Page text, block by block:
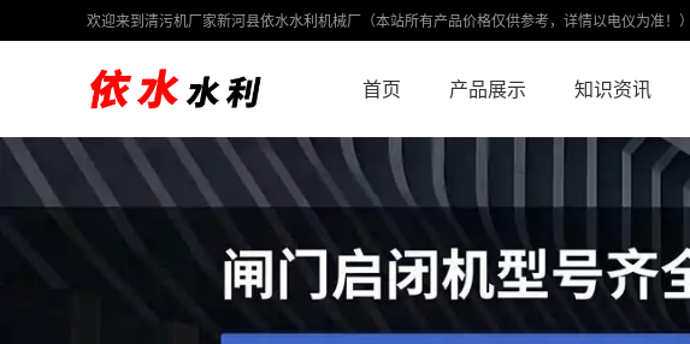
欢迎来到清污机厂家新河县依水水利机械厂（本站所有产品价格仅供参考，详情以电仪为准！）
首页 产品展示 知识资讯